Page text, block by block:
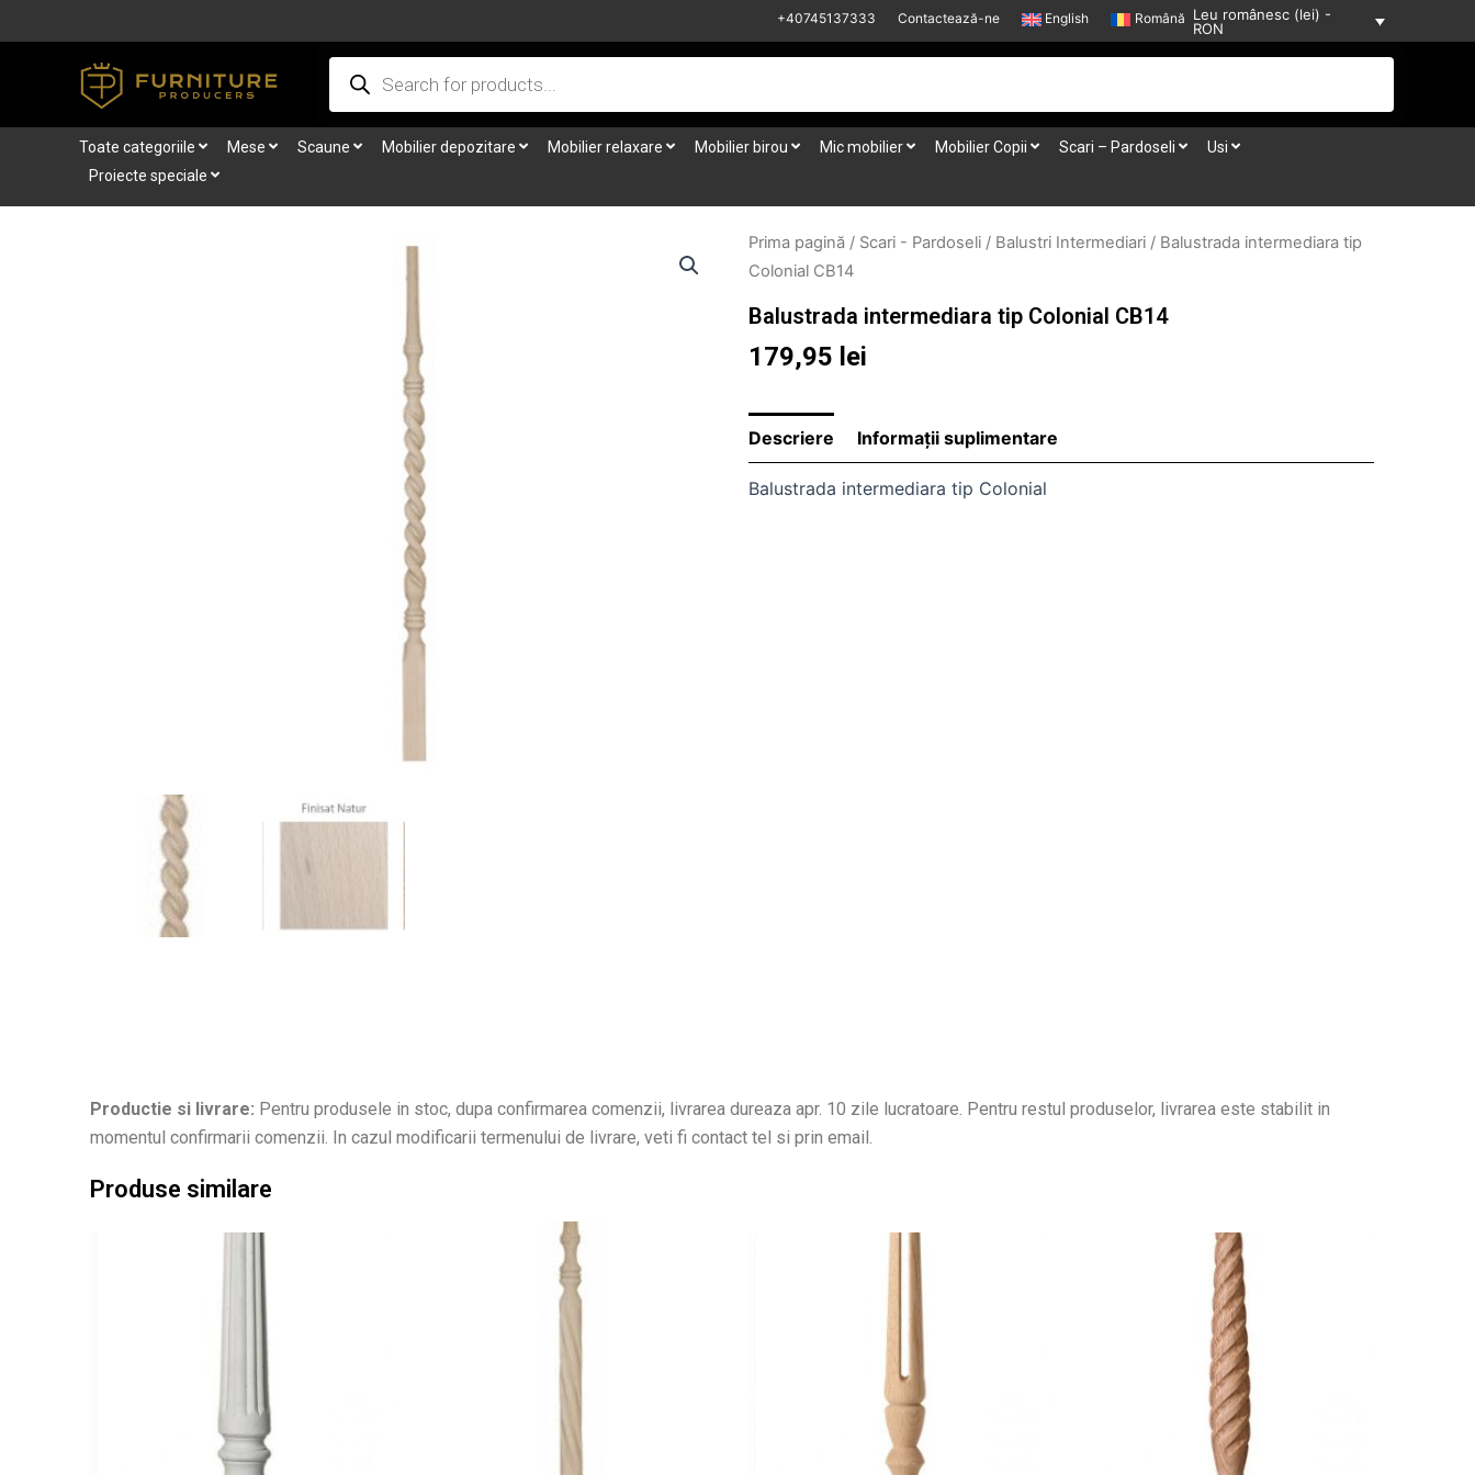
to
+40745137333 Contactează-ne English Română Leu românesc (lei) -
RON
Products
search
Toate categoriile Mese Scaune Mobilier depozitare Mobilier relaxare Mobilier birou Mic mobilier Mobilier Copii Scari – Pardoseli
Usi
Proiecte speciale
Prima pagină / Scari - Pardoseli / Balustri Intermediari / Balustrada intermediara tip
Colonial CB14
Balustrada intermediara tip Colonial CB14
179,95 lei
Descriere Informații suplimentare
Balustrada intermediara tip Colonial
Productie si livrare: Pentru produsele in stoc, dupa confirmarea comenzii, livrarea dureaza apr. 10 zile lucratoare. Pentru restul produselor, livrarea este stabilit in
momentul confirmarii comenzii. In cazul modificarii termenului de livrare, veti fi contact tel si prin email.
Produse similare